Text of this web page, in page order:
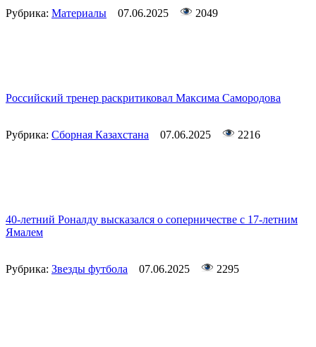
Рубрика: Материалы 07.06.2025 2049
Российский тренер раскритиковал Максима Самородова
Рубрика: Сборная Казахстана 07.06.2025 2216
40-летний Роналду высказался о соперничестве с 17-летним
Ямалем
Рубрика: Звезды футбола 07.06.2025 2295